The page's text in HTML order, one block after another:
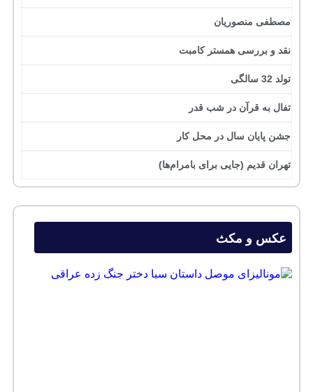
مصطفی منصوریان
نقد و بررسی همستر کامبت
تولد 32 سالگی
تفال به قرآن در شب قدر
جشن پایان سال در محل کار
تهران قدیم (جایی برای بامرام‌ها)
عکس و مکث